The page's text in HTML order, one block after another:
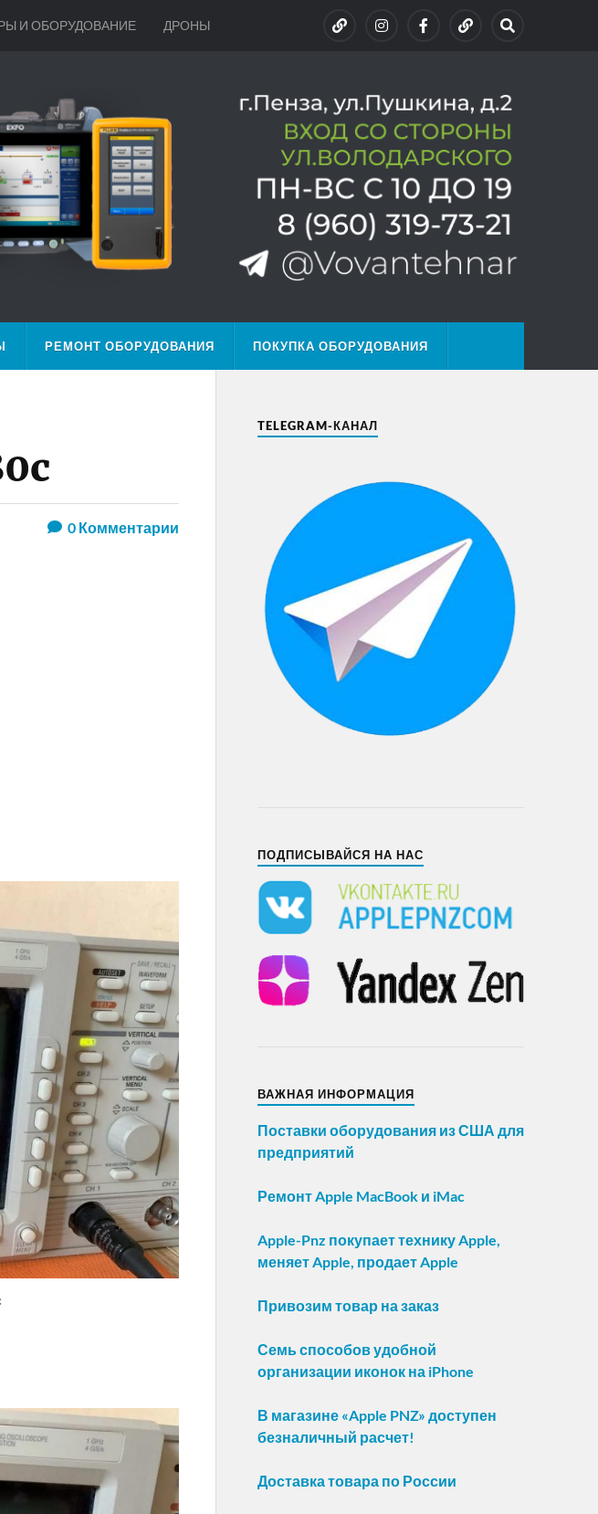
И ОБОРУДОВАНИЕ ДРОНЫ
РЕМОНТ ОБОРУДОВАНИЯ ПОКУПКА ОБОРУДОВАНИЯ
0Комментарии
TELEGRAM-КАНАЛ
ПОДПИСЫВАЙСЯ НА НАС
ВАЖНАЯ ИНФОРМАЦИЯ
Поставки оборудования из США для
предприятий
Ремонт Apple MacBook и iMac
Apple-Pnz покупает технику Apple,
меняет Apple, продает Apple
Привозим товар на заказ
Семь способов удобной
организации иконок на iPhone
В магазине «Apple PNZ» доступен
безналичный расчет!
Доставка товара по России